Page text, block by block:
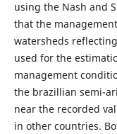
using the Nash and
that the
watersheds
used for the
management
the brazillian semi-
near the recorded
in other countries.